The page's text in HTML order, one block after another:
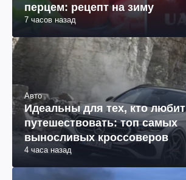
перцем: рецепт на зиму
7 часов назад
Авто
Идеальны для тех, кто любит
путешествовать: топ самых
выносливых кроссоверов
4 часа назад